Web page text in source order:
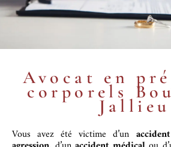
Avocat en
corporels
Jallieu
Vous avez été victime d’un